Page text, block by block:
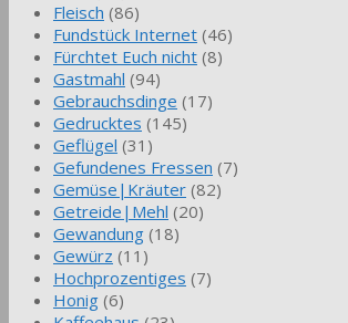
Fleisch (86)
Fundstück Internet (46)
Fürchtet Euch nicht (8)
Gastmahl (94)
Gebrauchsdinge (17)
Gedrucktes (145)
Geflügel (31)
Gefundenes Fressen (7)
Gemüse|Kräuter (82)
Getreide|Mehl (20)
Gewandung (18)
Gewürz (11)
Hochprozentiges (7)
Honig (6)